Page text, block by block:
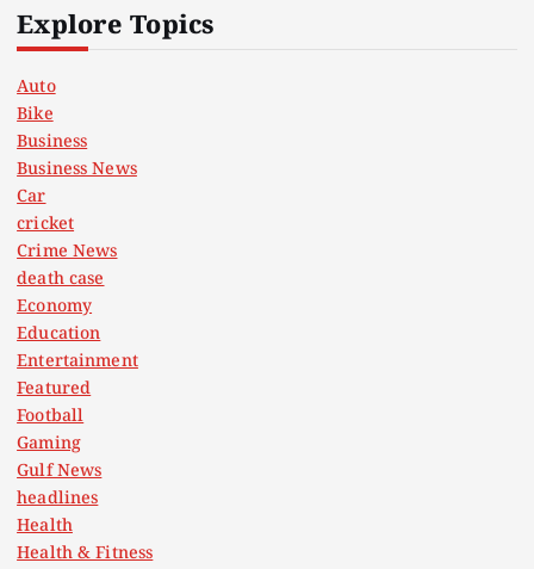
Explore Topics
Auto
Bike
Business
Business News
Car
cricket
Crime News
death case
Economy
Education
Entertainment
Featured
Football
Gaming
Gulf News
headlines
Health
Health & Fitness